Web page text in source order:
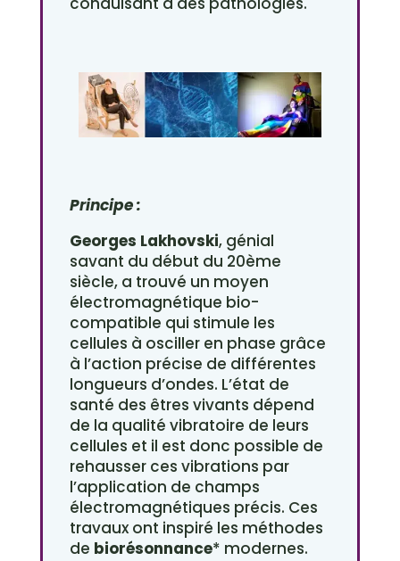
Principe :
Georges Lakhovski, génial
savant du début du 20ème
siècle, a trouvé un moyen
électromagnétique bio-
compatible qui stimule les
cellules à osciller en phase grâce
à l’action précise de différentes
longueurs d’ondes. L’état de
santé des êtres vivants dépend
de la qualité vibratoire de leurs
cellules et il est donc possible de
rehausser ces vibrations par
l’application de champs
électromagnétiques précis. Ces
travaux ont inspiré les méthodes
de biorésonnance* modernes.